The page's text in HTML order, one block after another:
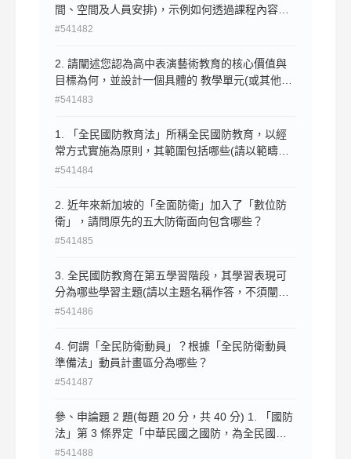
間、空間及人員安排)，示例如何透過課程內容和
／或班級經營的設計，在表演藝術課堂引導、實現
#541482
2. 請闡述您認為高中表演藝術教育的核心價值與
目標為何，並設計一個具體的 教學單元(或其他您
認為合適的教學方案)來說明您將如何在課堂中實
#541483
1. 「全民國防教育法」所稱全民國防教育，以經
常方式實施為原則，其範圍包括哪些(請以範疇名
稱作答，不須闡述或說明)？
#541484
2. 近年來新加坡的「全面防衛」加入了「數位防
衛」，請問原先的五大防衛面向包含哪些？
#541485
3. 全民國防教育在第五學習階段，其學習表現可
分為哪些學習主題(請以主題名稱作答，不須闡述
或說明)？
#541486
4. 何謂「全民防衛動員」？根據「全民防衛動員
準備法」動員計畫區分為哪些？
#541487
參、申論題 2 題(每題 20 分，共 40 分) 1. 「國防
法」第 3 條界定「中華民國之國防，為全民國
防」。請從此條文對全民國防所包含的四大面向，
#541488